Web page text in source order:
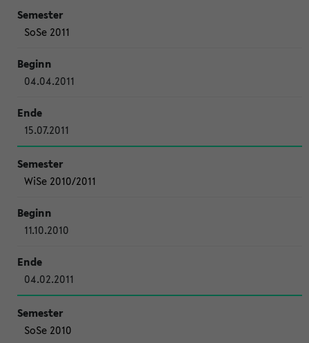
SoSe 2011
04.04.2011
15.07.2011
WiSe 2010/2011
11.10.2010
04.02.2011
SoSe 2010